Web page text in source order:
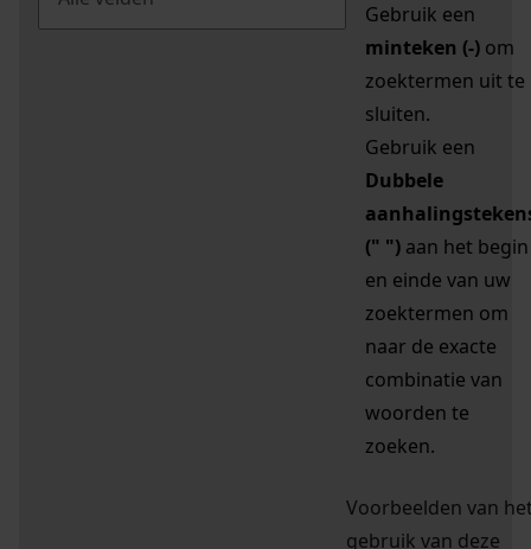
Gebruik een
minteken (-) om
zoektermen uit te
sluiten.
Gebruik een
Dubbele
(" ") aan het begin
en einde van uw
zoektermen om
naar de exacte
combinatie van
woorden te
zoeken.
Voorbeelden van
gebruik van deze